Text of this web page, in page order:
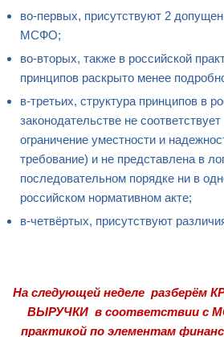
во-первых, присутствуют 2
МСФО;
во-вторых, также в российской
принципов раскрыто менее
в-третьих, структура принципов в
законодательстве не
ограничение уместности и
требование) и не представлена в
последовательном порядке ни в
российском нормативном акте;
в-четвёртых, присутствуют
На следующей неделе разберём
ВЫРУЧКИ в соответствии с
практикой по элементам